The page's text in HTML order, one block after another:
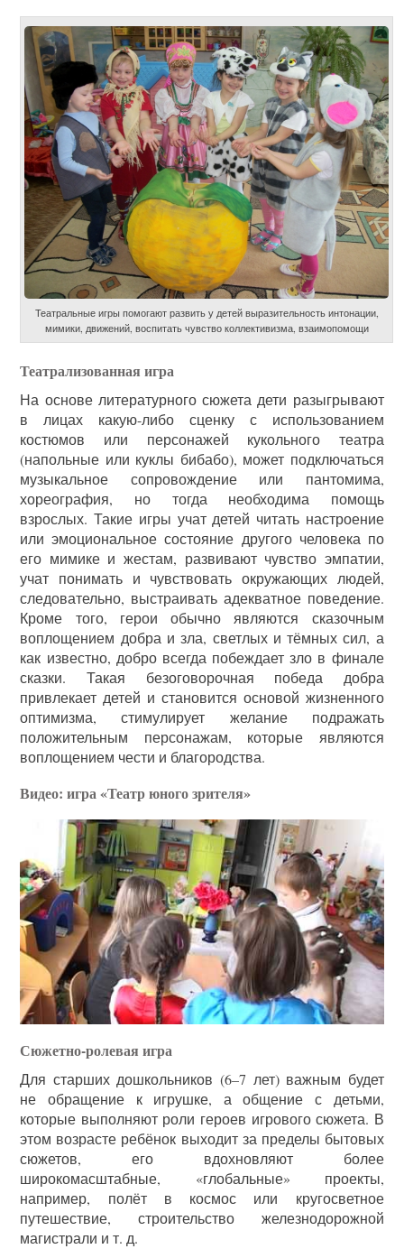
Театральные игры помогают развить у детей выразительность интонации,
мимики, движений, воспитать чувство коллективизма, взаимопомощи
Театрализованная игра
На основе литературного сюжета дети разыгрывают
в лицах какую-либо сценку с использованием
костюмов или персонажей кукольного театра
(напольные или куклы бибабо), может подключаться
музыкальное сопровождение или пантомима,
хореография, но тогда необходима помощь
взрослых. Такие игры учат детей читать настроение
или эмоциональное состояние другого человека по
его мимике и жестам, развивают чувство эмпатии,
учат понимать и чувствовать окружающих людей,
следовательно, выстраивать адекватное поведение.
Кроме того, герои обычно являются сказочным
воплощением добра и зла, светлых и тёмных сил, а
как известно, добро всегда побеждает зло в финале
сказки. Такая безоговорочная победа добра
привлекает детей и становится основой жизненного
оптимизма, стимулирует желание подражать
положительным персонажам, которые являются
воплощением чести и благородства.
Видео: игра «Театр юного зрителя»
Сюжетно-ролевая игра
Для старших дошкольников (6–7 лет) важным будет
не обращение к игрушке, а общение с детьми,
которые выполняют роли героев игрового сюжета. В
этом возрасте ребёнок выходит за пределы бытовых
сюжетов, его вдохновляют более
широкомасштабные, «глобальные» проекты,
например, полёт в космос или кругосветное
путешествие, строительство железнодорожной
магистрали и т. д.